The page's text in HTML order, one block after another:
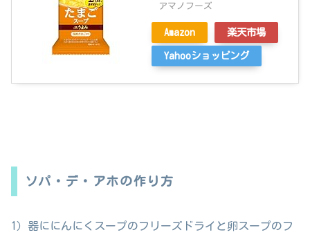
アマノフーズ
Amazon 楽天市場
Yahooショッピング
ソパ・デ・アホの作り方
1）器ににんにくスープのフリーズドライと卵スープのフ